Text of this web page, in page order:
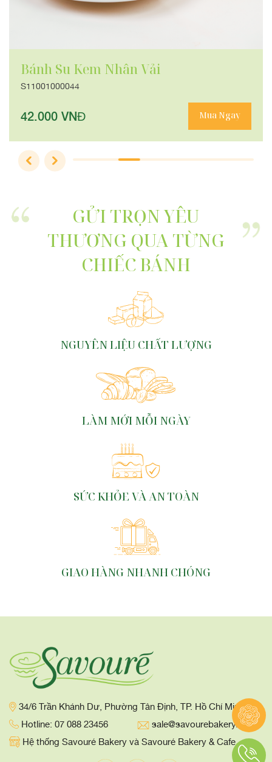
Vải
Mua Ngay
Bánh Su Kem Sữa
36.000 VNĐ
GỬI TRỌN YÊU
THƯƠNG QUA TỪNG
CHIẾC BÁNH
NGUYÊN LIỆU CHẤT LƯỢNG
LÀM MỚI MỖI NGÀY
SỨC KHỎE VÀ AN TOÀN
GIAO HÀNG NHANH CHÓNG
34/6 Trần Khánh Dư, Phường Tân Định, TP. Hồ Chí Minh
Hotline: 07 088 23456
sale@savourebakery.com
Hệ thống Savouré Bakery và Savouré Bakery & Cafe